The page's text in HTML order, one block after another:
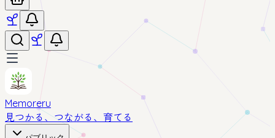
Memoreru
見つかる、つながる、育てる